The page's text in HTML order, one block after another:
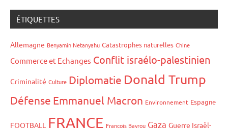
ÉTIQUETTES
Allemagne Benyamin Netanyahu Catastrophes naturelles Chine
Commerce et Echanges Conflit israélo-palestinien
Criminalité Culture Diplomatie Donald Trump
Défense Emmanuel Macron Environnement Espagne
FOOTBALL FRANCE François Bayrou Gaza Guerre Israël-